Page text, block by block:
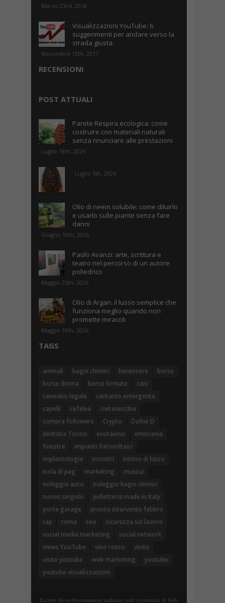
Marzo 23rd, 2018
Visualizzazioni YouTube: 6
suggerimenti per andare verso la
strada giusta.
Novembre 13th, 2017
RECENSIONI
POST ATTUALI
Parete Respira ecologica: come
costruire con materiali naturali
senza rinunciare alle prestazioni
Luglio 18th, 2026
Luglio 5th, 2026
Olio di neem solubile: come diluirlo
e usarlo sulle piante senza fare
danni
Giugno 10th, 2026
Paolo Avanzi: arte, scrittura e
teatro nel percorso di un autore
poliedrico
Maggio 25th, 2026
Olio di Argan: il lusso semplice che
funziona meglio quando non
promette miracoli
Maggio 10th, 2026
TAGS
animali bagni chimici benessere
borse
borse donna
borse firmate
cani
cannabis legale
cantante emergente
capelli
cefalea
civitavecchia
compra followers
Crypto
Dafne D
dentista Torino
ecotaurus
emicrania
finestre
impianti fotovoltaici
implantologia
incontri
intimo di lusso
isola di pag
marketing
musica
noleggio auto
noleggio bagni chimici
nuovo singolo
pelletteria made in Italy
porte garage
pronto intervento fabbro
rap
roma seo
sicurezza sul lavoro
social media marketing
social network
views YouTube
vino rosso
visite
visite youtube
web marketing
youtube
youtube visualizzazioni
Eccetto dove diversamente indicato, tutti i contenuti di Steb